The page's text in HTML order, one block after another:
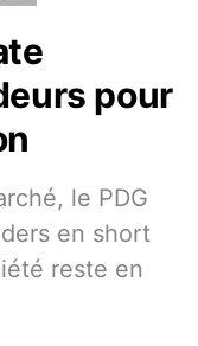
pour
le PDG
en short
reste en